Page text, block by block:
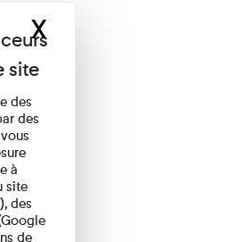
des
des
à
site
des
de
XMasquer le